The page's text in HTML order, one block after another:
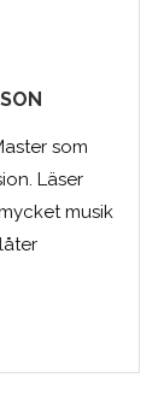
som
Läser
musik